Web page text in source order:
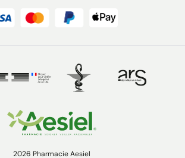
2026 Pharmacie Aesiel